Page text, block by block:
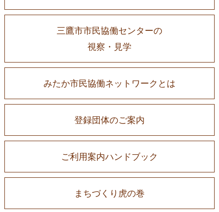
三鷹市市民協働センターの
視察・見学
みたか市民協働ネットワークとは
登録団体のご案内
ご利用案内ハンドブック
まちづくり虎の巻